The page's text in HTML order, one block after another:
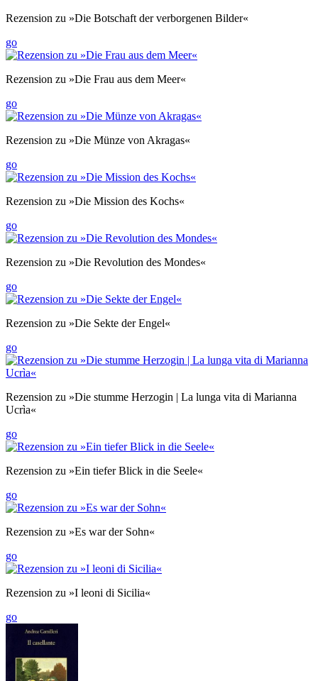
Rezension zu »Die Botschaft der verborgenen Bilder«
go
Rezension zu »Die Frau aus dem Meer«
go
Rezension zu »Die Münze von Akragas«
go
Rezension zu »Die Mission des Kochs«
go
Rezension zu »Die Revolution des Mondes«
go
Rezension zu »Die Sekte der Engel«
go
Rezension zu »Die stumme Herzogin | La lunga vita di Marianna
Ucrìa«
go
Rezension zu »Ein tiefer Blick in die Seele«
go
Rezension zu »Es war der Sohn«
go
Rezension zu »I leoni di Sicilia«
go